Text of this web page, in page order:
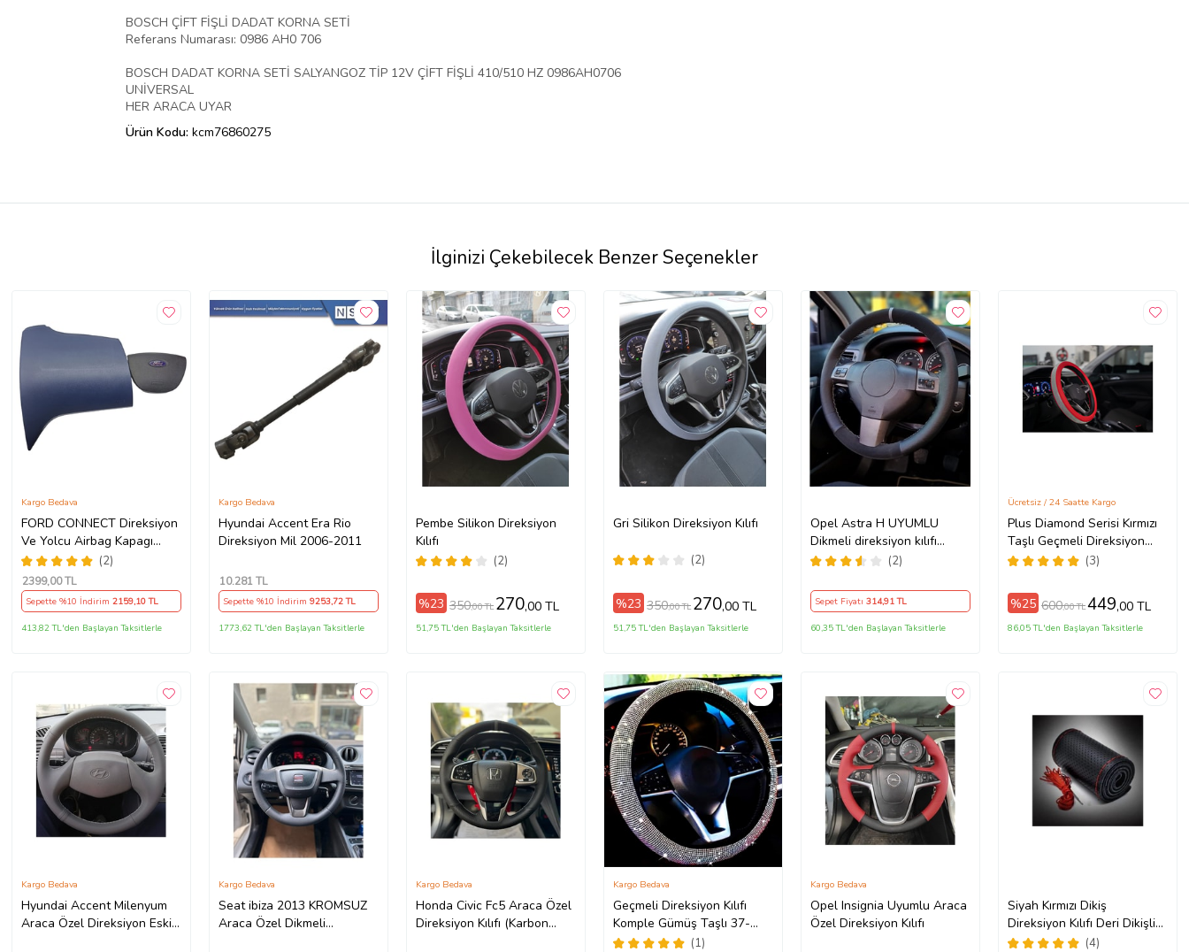
BOSCH ÇİFT FİŞLİ DADAT KORNA SETİ
Referans Numarası: 0986 AH0 706
BOSCH DADAT KORNA SETİ SALYANGOZ TİP 12V ÇİFT FİŞLİ 410/510 HZ 0986AH0706
UNİVERSAL
HER ARACA UYAR
Ürün Kodu: kcm76860275
İlginizi Çekebilecek Benzer Seçenekler
FORD CONNECT Direksiyon
Ve Yolcu Airbag Kapagı
Takım (2009-2014) İthal
Üretim
(2)
Kargo Bedava
2399,00 TL
Sepette %10 İndirim 2159,10 TL
413,82 TL'den Başlayan Taksitlerle
Hyundai Accent Era Rio
Direksiyon Mil 2006-2011
Kargo Bedava
10.281TL
Sepette %10 İndirim 9253,72 TL
1773,62 TL'den Başlayan Taksitlerle
Pembe Silikon Direksiyon
Kılıfı
(2)
%23 350,00 TL 270,00 TL
51,75 TL'den Başlayan Taksitlerle
Gri Silikon Direksiyon Kılıfı
(2)
%23 350,00 TL 270,00 TL
51,75 TL'den Başlayan Taksitlerle
Opel Astra H UYUMLU
Dikmeli direksiyon kılıfı
noktalı alkantra gri yüzüklü (
(2)
Sepet Fiyatı314,91 TL
60,35 TL'den Başlayan Taksitlerle
Plus Diamond Serisi Kırmızı
Taşlı Geçmeli Direksiyon
Kılıfı
(3)
Ücretsiz / 24 Saatte Kargo
%25 600,00 TL449,00 TL
86,05 TL'den Başlayan Taksitlerle
Hyundai Accent Milenyum
Araca Özel Direksiyon Eski
Kargo Bedava
Seat ibiza 2013 KROMSUZ
Araca Özel Dikmeli
Kargo Bedava
Honda Civic Fc5 Araca Özel
Direksiyon Kılıfı (Karbon
Kargo Bedava
Geçmeli Direksiyon Kılıfı
Komple Gümüş Taşlı 37-
38Cm
(1)
Kargo Bedava
Opel Insignia Uyumlu Araca
Özel Direksiyon Kılıfı
Kargo Bedava
Siyah Kırmızı Dikiş
Direksiyon Kılıfı Deri Dikişli
Direksiyon Kılıf Kokusuz Kılıf
(4)